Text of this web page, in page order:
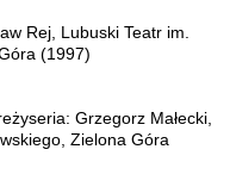
Rej, Lubuski Teatr im.
(1997)
Grzegorz Małecki,
Zielona Góra